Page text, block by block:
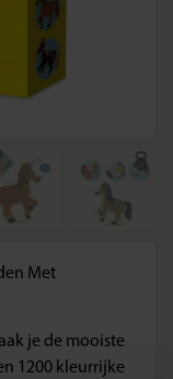
Met
je de mooiste
1200 kleurrijke